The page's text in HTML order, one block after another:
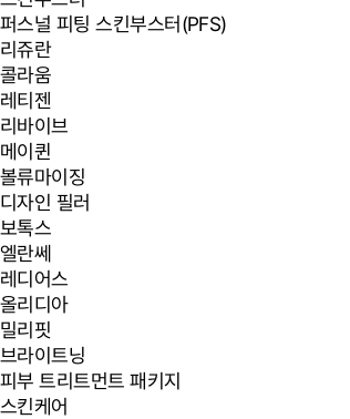
퍼스널 피팅 스킨부스터(PFS)
리쥬란
콜라움
레티젠
리바이브
메이퀸
볼류마이징
디자인 필러
보톡스
엘란쎄
레디어스
올리디아
밀리핏
브라이트닝
피부 트리트먼트 패키지
스킨케어